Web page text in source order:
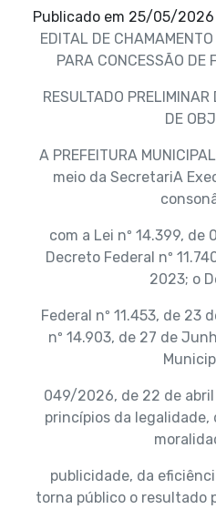
Publicado em 25/05/2026
EDITAL DE
PARA CONCESSÃO DE
RESULTADO
DE
A PREFEITURA
meio da SecretariA
com a Lei nº 14.399,
Decreto Federal nº
2023; o
Federal nº 11.453, de 23
nº 14.903, de 27 de
049/2026, de 22 de
princípios da legalidade,
publicidade, da
torna público o resultado